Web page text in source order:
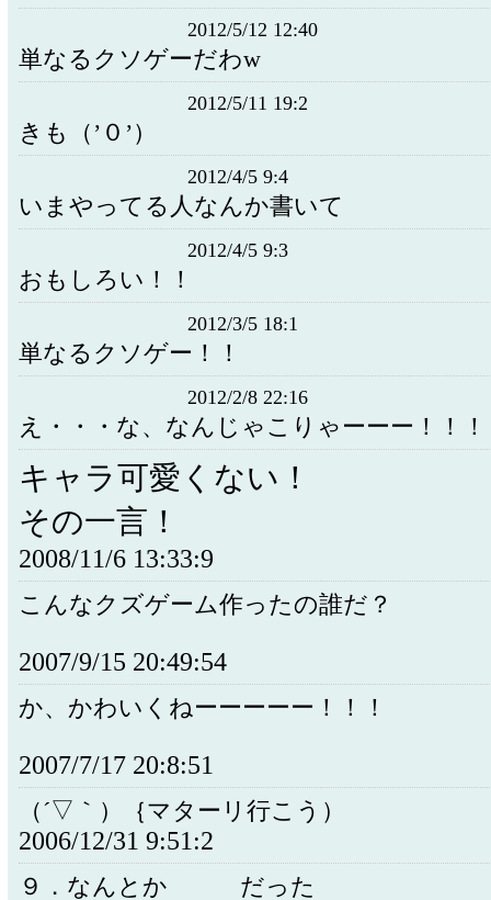
2012/5/12 12:40
単なるクソゲーだわw
2012/5/11 19:2
きも（’０’）
2012/4/5 9:4
いまやってる人なんか書いて
2012/4/5 9:3
おもしろい！！
2012/3/5 18:1
単なるクソゲー！！
2012/2/8 22:16
え・・・な、なんじゃこりゃーーー！！！
キャラ可愛くない！
その一言！
2008/11/6 13:33:9
こんなクズゲーム作ったの誰だ？
2007/9/15 20:49:54
か、かわいくねーーーーー！！！
2007/7/17 20:8:51
（´▽｀）｛マターリ行こう）
2006/12/31 9:51:2
９．なんとか だった